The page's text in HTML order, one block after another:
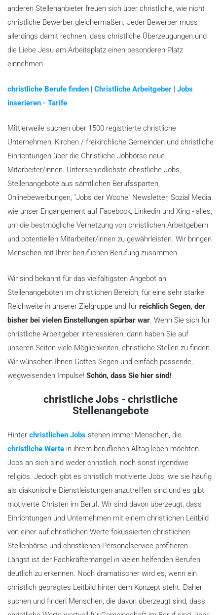
anderen Stellenanbieter freuen sich über christliche, wie nicht
christliche Bewerber gleichermaßen. Jeder Bewerber muss
allerdings damit rechnen, dass christliche Überzeugungen und
die Liebe Jesu am Arbeitsplatz einen besonderen Platz
einnehmen.
christliche Berufe finden Christliche Arbeitgeber
Jobs
inserieren - Tarife
Mittlerweile suchen über 1500 registrierte christliche
Unternehmen, Kirchen / freikirchliche Gemeinden und christliche
Einrichtungen über die Christliche Jobbörse neue
Mitarbeiter/innen. Unterschiedlichste christliche Jobs,
Stellenangebote aus sämtlichen Berufssparten,
Onlinebewerbungen, "Jobs der Woche" Newsletter, Sozial Media
wie unser Engangement auf Facebook, Linkedin und Xing - alles,
um die bestmögliche Vernetzung von christlichen Arbeitgebern
und potentiellen Mitarbeiter/innen zu gewährleisten. Wir bringen
Menschen mit Ihrer beruflichen Berufung zusammen.
Wir sind bekannt für das vielfältigsten Angebot an
Stellenangeboten im christlichen Bereich, für eine sehr starke
Reichweite in unserer Zielgruppe und für reichlich Segen, der
bisher bei vielen Einstellungen spürbar war . Wenn Sie sich für
christliche Arbeitgeber interessieren, dann haben Sie auf
unseren Seiten viele Möglichkeiten, christliche Stellen zu finden.
Wir wünschen Ihnen Gottes Segen und einfach passende,
wegweisenden Impulse! Schön, dass Sie hier sind!
christliche Jobs - christliche
Stellenangebote
Hinter christlichen Jobs stehen immer Menschen, die
christliche Werte in ihrem beruflichen Alltag leben möchten.
Jobs an sich sind weder christlich, noch sonst irgendwie
religiös. Jedoch gibt es christlich motivierte Jobs, wie sie häufig
als diakonische Dienstleistungen anzutreffen sind und es gibt
motivierte Christen im Beruf. Wir sind davon überzeugt, dass
Einrichtungen und Unternehmen mit einem christlichen Leitbild
von einer auf christlichen Werte fokussierten christlichen
Stellenbörse und christlichen Personalservice profitieren.
Längst ist der Fachkräftemangel in vielen helfenden Berufen
deutlich zu erkennen. Noch dramatischer wird es, wenn ein
christlich geprägtes Leitbild hinter dem Konzept steht. Daher
suchen und finden Menschen, die davon überzeugt sind, dass